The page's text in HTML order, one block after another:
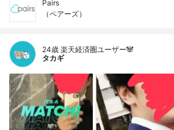
Pairs
（ペアーズ）
24歳 楽天経済圏ユーザー🐼
タカギ